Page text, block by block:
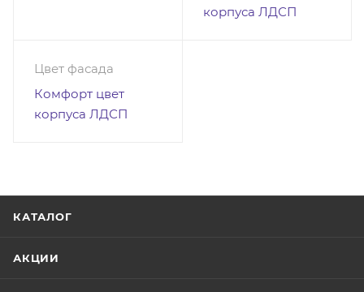
корпуса ЛДСП
Цвет фасада
Комфорт цвет
корпуса ЛДСП
КАТАЛОГ
АКЦИИ